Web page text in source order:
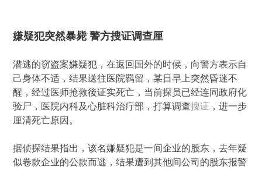
嫌疑犯突然暴毙 警方搜证调查厘
潜逃的窃盗案嫌疑犯，在返回国外的时候，向警方表示自
己身体不适，结果送往医院羁留，某日早上突然昏迷不
醒，经过医师抢救後证实死亡，当前探员已经连同政府化
验尸，医院内科及心脏科治疔部，打算调查搜证 ，进一步
厘清死亡原因。
据侦探结果指出，该名嫌疑犯是一间企业的股东，去年疑
似卷款企业的公款而逃，结果遭到其他间公司的股东报警